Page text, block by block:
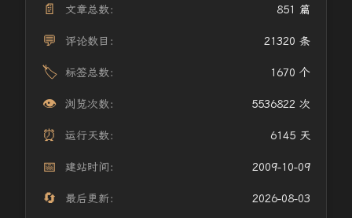
📄 文章总数： 851 篇
💬 评论数目： 21320 条
🏷️ 标签总数： 1670 个
👁️ 浏览次数： 5536822 次
⏰ 运行天数： 6145 天
📅 建站时间： 2009-10-09
🔄 最后更新： 2026-08-03